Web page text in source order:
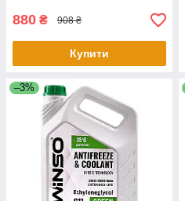
880 ₴ 908 ₴
Купити
–3%